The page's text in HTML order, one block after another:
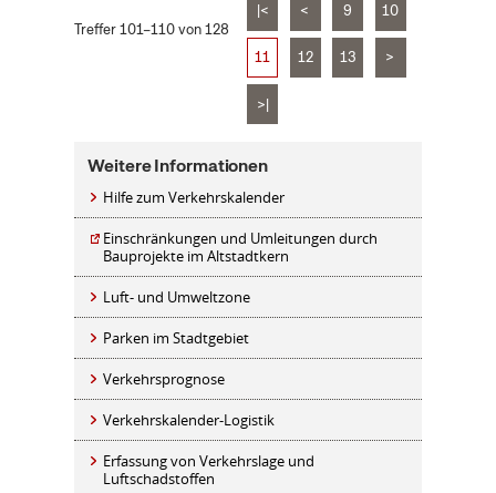
Treffer 101–110 von 128
|< < 9 10
11 12 13 >
>|
Weitere Informationen
Hilfe zum Verkehrskalender
Einschränkungen und Umleitungen durch
Bauprojekte im Altstadtkern
Luft- und Umweltzone
Parken im Stadtgebiet
Verkehrsprognose
Verkehrskalender-Logistik
Erfassung von Verkehrslage und
Luftschadstoffen